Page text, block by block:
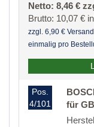
Netto: 8,46 €
Brutto: 10,07 €
zzgl. 6,90 €
einmalig pro
Pos.
4/101
für